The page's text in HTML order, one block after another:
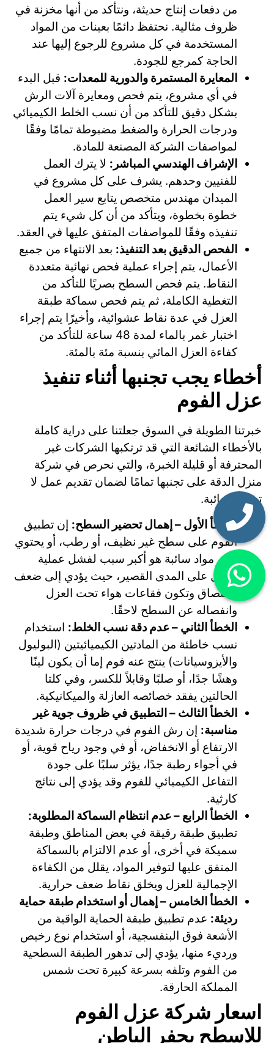
من دفعات إنتاج حديثة، ونتأكد من أنها مخزنة في
ظروف مثالية. نحتفظ دائمًا بعينات من المواد
المستخدمة في كل مشروع للرجوع إليها عند
الحاجة كمرجع للجودة.
المعايرة المستمرة والدورية للمعدات: قبل البدء
في أي مشروع، يتم فحص ومعايرة آلات الرش
بشكل دقيق للتأكد من أن نسب الخلط الكيميائي
ودرجات الحرارة والضغط مضبوطة تمامًا وفقًا
لمواصفات الشركة المصنعة للمادة.
الإشراف الهندسي المباشر: لا يترك العمل
للفنيين وحدهم. يشرف على كل مشروع في
الميدان مهندس متخصص يتابع سير العمل
خطوة بخطوة، ويتأكد من أن كل شيء يتم
تنفيذه وفقًا للمواصفات المتفق عليها في العقد.
الفحص الدقيق بعد التنفيذ: بعد الانتهاء من جميع
الأعمال، يتم إجراء عملية فحص نهائية متعددة
النقاط. يتم فحص السطح بصريًا للتأكد من
التغطية الكاملة، ثم يتم فحص سماكة طبقة
العزل في عدة نقاط عشوائية، وأخيرًا يتم إجراء
اختبار غمر بالماء لمدة 48 ساعة للتأكد من
كفاءة العزل المائي بنسبة مئة بالمئة.
أخطاء يجب تجنبها أثناء تنفيذ
عزل الفوم
خبرتنا الطويلة في السوق جعلتنا على دراية كاملة
بالأخطاء الشائعة التي قد ترتكبها الشركات غير
المحترفة أو قليلة الخبرة، والتي نحرص في شركة
منزل الدقة على تجنبها تمامًا لضمان تقديم عمل لا
تشوبه شائبة.
الخطأ الأول – إهمال تحضير السطح: إن تطبيق
الفوم على سطح غير نظيف، أو رطب، أو يحتوي
على مواد سائبة هو أكبر سبب لفشل عملية
العزل على المدى القصير، حيث يؤدي إلى ضعف
الالتصاق وتكون فقاعات هواء تحت العزل
وانفصاله عن السطح لاحقًا.
الخطأ الثاني – عدم دقة نسب الخلط: استخدام
نسب خاطئة من المادتين الكيميائيتين (البوليول
والأيزوسيانات) ينتج عنه فوم إما أن يكون لينًا
وهشًا جدًا، أو صلبًا وقابلاً للكسر، وفي كلتا
الحالتين يفقد خصائصه العازلة والميكانيكية.
الخطأ الثالث – التطبيق في ظروف جوية غير
مناسبة: إن رش الفوم في درجات حرارة شديدة
الارتفاع أو الانخفاض، أو في وجود رياح قوية، أو
في أجواء رطبة جدًا، يؤثر سلبًا على جودة
التفاعل الكيميائي للفوم وقد يؤدي إلى نتائج
كارثية.
الخطأ الرابع – عدم انتظام السماكة المطلوبة:
تطبيق طبقة رقيقة في بعض المناطق وطبقة
سميكة في أخرى، أو عدم الالتزام بالسماكة
المتفق عليها لتوفير المواد، يقلل من الكفاءة
الإجمالية للعزل ويخلق نقاط ضعف حرارية.
الخطأ الخامس – إهمال أو استخدام طبقة حماية
رديئة: عدم تطبيق طبقة الحماية الواقية من
الأشعة فوق البنفسجية، أو استخدام نوع رخيص
ورديء منها، يؤدي إلى تدهور الطبقة السطحية
من الفوم وتلفه بسرعة كبيرة تحت شمس
المملكة الحارقة.
اسعار شركة عزل الفوم
للاسطح بحفر الباطن